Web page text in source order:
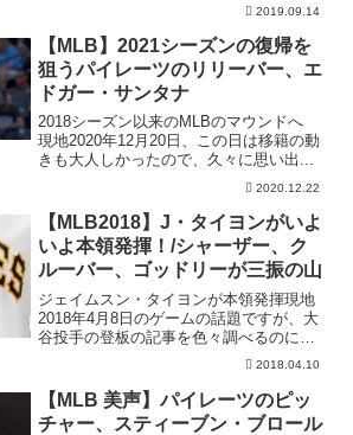
2019.09.14
【MLB】2021シーズンの復帰を
狙うパイレーツのリリーバー、エ
ドガー・サンタナ
2018シーズン以来のMLBのマウンドへ
現地2020年12月20日、この日は移籍の動
きも大人しかったので、久々に思い出...
2020.12.22
【MLB2018】J・タイヨンがいよ
いよ本領発揮！/シャーザー、ク
ルーバー、ゴッドリーが三振の山
ジェイムスン・タイヨンが本領発揮現地
2018年4月8日のゲームの話題ですが、大
谷投手の登板の記事を色々調べるのに時
2018.04.10
【MLB 美声】パイレーツのピッ
チャー、スティーブン・ブロール